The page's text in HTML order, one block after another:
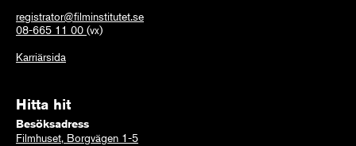
registrator@filminstitutet.se
08-665 11 00 (vx)
Karriärsida
Hitta hit
Besöksadress
Filmhuset, Borgvägen 1-5